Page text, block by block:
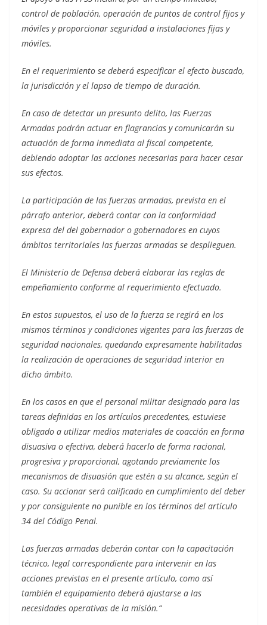
control de población, operación de puntos de control fijos y
móviles y proporcionar seguridad a instalaciones fijas y
móviles.
En el requerimiento se deberá especificar el efecto buscado,
la jurisdicción y el lapso de tiempo de duración.
En caso de detectar un presunto delito, las Fuerzas
Armadas podrán actuar en flagrancias y comunicarán su
actuación de forma inmediata al fiscal competente,
debiendo adoptar las acciones necesarias para hacer cesar
sus efectos.
La participación de las fuerzas armadas, prevista en el
párrafo anterior, deberá contar con la conformidad
expresa del del gobernador o gobernadores en cuyos
ámbitos territoriales las fuerzas armadas se desplieguen.
El Ministerio de Defensa deberá elaborar las reglas de
empeñamiento conforme al requerimiento efectuado.
En estos supuestos, el uso de la fuerza se regirá en los
mismos términos y condiciones vigentes para las fuerzas de
seguridad nacionales, quedando expresamente habilitadas
la realización de operaciones de seguridad interior en
dicho ámbito.
En los casos en que el personal militar designado para las
tareas definidas en los artículos precedentes, estuviese
obligado a utilizar medios materiales de coacción en forma
disuasiva o efectiva, deberá hacerlo de forma racional,
progresiva y proporcional, agotando previamente los
mecanismos de disuasión que estén a su alcance, según el
caso. Su accionar será calificado en cumplimiento del deber
y por consiguiente no punible en los términos del artículo
34 del Código Penal.
Las fuerzas armadas deberán contar con la capacitación
técnico, legal correspondiente para intervenir en las
acciones previstas en el presente artículo, como así
también el equipamiento deberá ajustarse a las
necesidades operativas de la misión.“